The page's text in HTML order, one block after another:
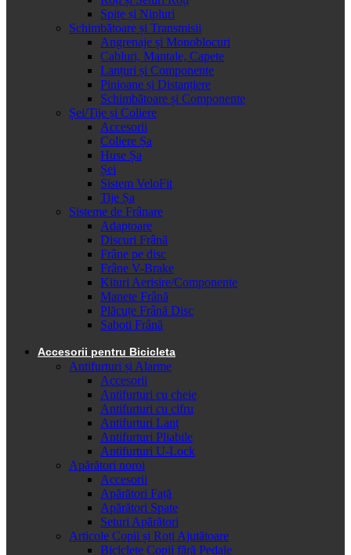
Spițe și Nipluri
Schimbătoare și Transmisii
Angrenaje și Monoblocuri
Cabluri, Mantale, Capete
Lanțuri și Componente
Pinioane și Distanțiere
Schimbătoare și Componente
Șei/Tije și Coliere
Accesorii
Coliere Șa
Huse Șa
Șei
Sistem VeloFit
Tije Șa
Sisteme de Frânare
Adaptoare
Discuri Frână
Frâne pe disc
Frâne V-Brake
Kituri Aerisire/Componente
Manete Frână
Plăcuțe Frână Disc
Saboti Frână
Accesorii pentru Bicicleta
Antifurturi și Alarme
Accesorii
Antifurturi cu cheie
Antifurturi cu cifru
Antifurturi Lanț
Antifurturi Pliabile
Antifurturi U-Lock
Apărători noroi
Accesorii
Apărători Față
Apărători Spate
Seturi Apărători
Articole Copii și Roți Ajutătoare
Biciclete Copii fără Pedale